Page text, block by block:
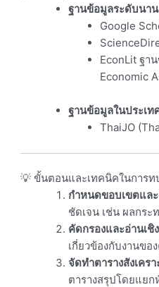
ฐานข้อมูลระดับนา
Google
EconLit ฐา
Economic
ฐานข้อมูลในประเท
ThaiJO
💡 ขั้นตอนและเทคนิคในการ
กำหนดขอบเขตแล
ชัดเจน เช่น ผลกระ
คัดกรองและอ่านเชิ
เกี่ยวข้องกับงานข
จัดทำตารางสังเค
ตารางสรุปโดยแยก